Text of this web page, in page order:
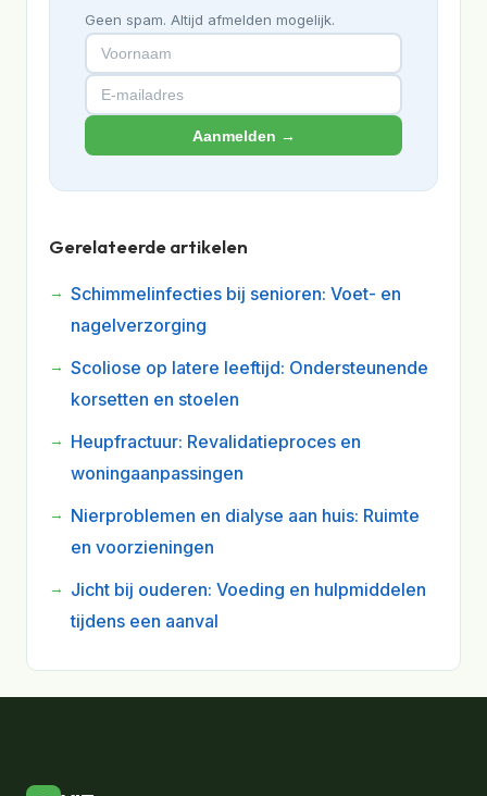
Geen spam. Altijd afmelden mogelijk.
Aanmelden →
Gerelateerde artikelen
Schimmelinfecties bij senioren: Voet- en
nagelverzorging
Scoliose op latere leeftijd: Ondersteunende
korsetten en stoelen
Heupfractuur: Revalidatieproces en
woningaanpassingen
Nierproblemen en dialyse aan huis: Ruimte
en voorzieningen
Jicht bij ouderen: Voeding en hulpmiddelen
tijdens een aanval